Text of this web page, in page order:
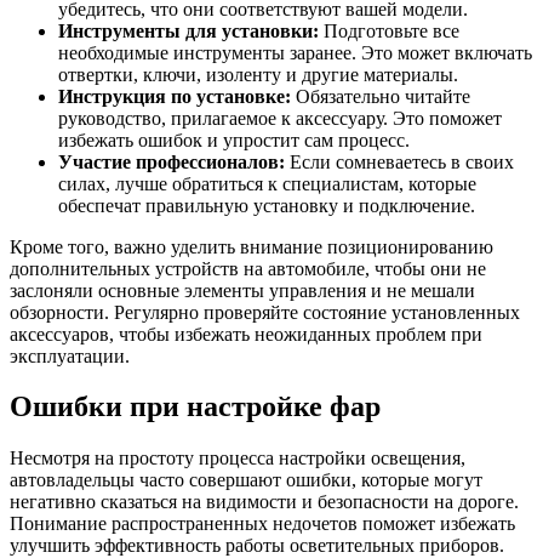
убедитесь, что они соответствуют вашей модели.
Инструменты для установки: Подготовьте все
необходимые инструменты заранее. Это может включать
отвертки, ключи, изоленту и другие материалы.
Инструкция по установке: Обязательно читайте
руководство, прилагаемое к аксессуару. Это поможет
избежать ошибок и упростит сам процесс.
Участие профессионалов: Если сомневаетесь в своих
силах, лучше обратиться к специалистам, которые
обеспечат правильную установку и подключение.
Кроме того, важно уделить внимание позиционированию
дополнительных устройств на автомобиле, чтобы они не
заслоняли основные элементы управления и не мешали
обзорности. Регулярно проверяйте состояние установленных
аксессуаров, чтобы избежать неожиданных проблем при
эксплуатации.
Ошибки при настройке фар
Несмотря на простоту процесса настройки освещения,
автовладельцы часто совершают ошибки, которые могут
негативно сказаться на видимости и безопасности на дороге.
Понимание распространенных недочетов поможет избежать
улучшить эффективность работы осветительных приборов.